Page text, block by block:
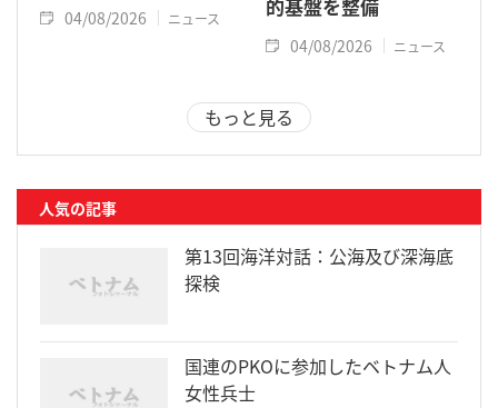
04/08/2026 ニュース 的基盤を整備
04/08/2026 ニュース
もっと見る
人気の記事
第13回海洋対話：公海及び深海底
探検
国連のPKOに参加したベトナム人
女性兵士